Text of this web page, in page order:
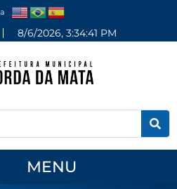
8/6/2026, 3:34:41 PM
MENU